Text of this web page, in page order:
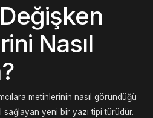
Nasıl
metinlerinin nasıl göründüğü
yeni bir yazı tipi türüdür.